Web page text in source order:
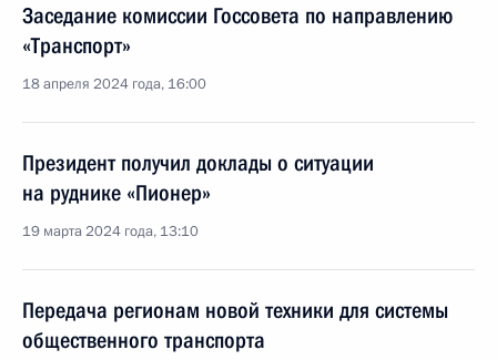
Заседание комиссии Госсовета по направлению
«Транспорт»
18 апреля 2024 года, 16:00
Президент получил доклады о ситуации
на руднике «Пионер»
19 марта 2024 года, 13:10
Передача регионам новой техники для системы
общественного транспорта